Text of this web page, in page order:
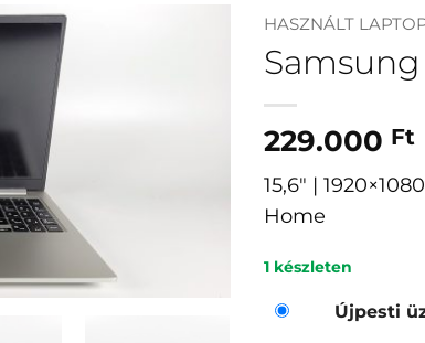
HASZNÁLT
229.000 Ft
15,6″ |
Home
1 készleten
Újpesti